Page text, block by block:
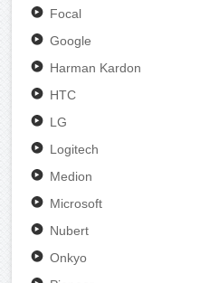
Focal
Google
Harman Kardon
HTC
LG
Logitech
Medion
Microsoft
Nubert
Onkyo